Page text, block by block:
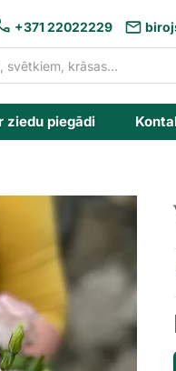
+371 22022229
ziedu piegādi